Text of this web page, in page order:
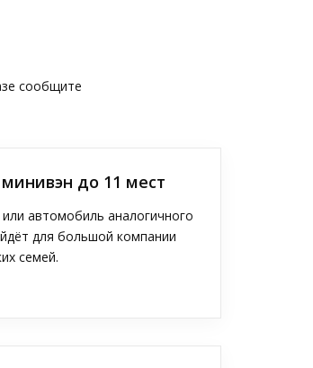
сообщите
до 11 мест
автомобиль аналогичного
для большой компании
семей.